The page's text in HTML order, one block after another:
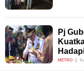
Pj
METRO